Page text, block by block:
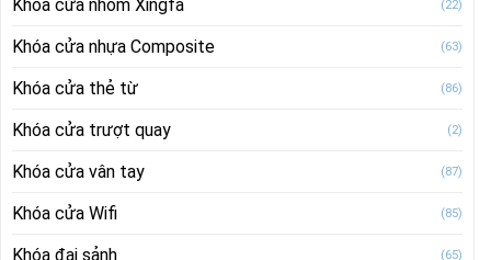
Khóa cửa nhôm Xingfa (22)
Khóa cửa nhựa Composite (63)
Khóa cửa thẻ từ (86)
Khóa cửa trượt quay (2)
Khóa cửa vân tay (87)
Khóa cửa Wifi (85)
Khóa đại sảnh (65)